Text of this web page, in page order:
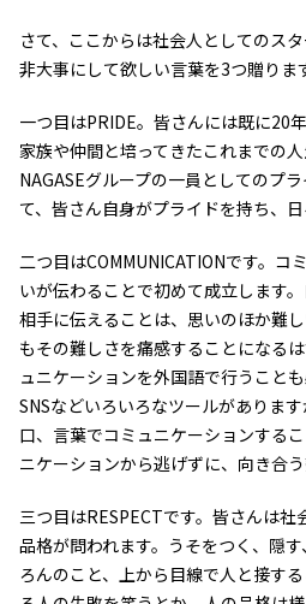
さて、ここからは社会人としてのス
非大事にして欲しい言葉を3つ贈りま
一つ目はPRIDE。皆さんには既に20
家族や仲間と培ってきたこれまでの
NAGASEグループの一員としてのプ
て、皆さん自身がプライドを持ち、日
二つ目はCOMMUNICATIONです。コ
いが伝わることで初めて成立します
相手に伝えることは、思いのほか難
もその難しさを痛感することになる
ュニケーションを外国語で行うこと
SNSなどいろいろなツールがありま
口、言葉でコミュニケーションする
ニケーションから逃げずに、向き合
三つ目はRESPECTです。皆さんは
品格が問われます。うそをつく、隠
ろんのこと、上から目線で人と接す